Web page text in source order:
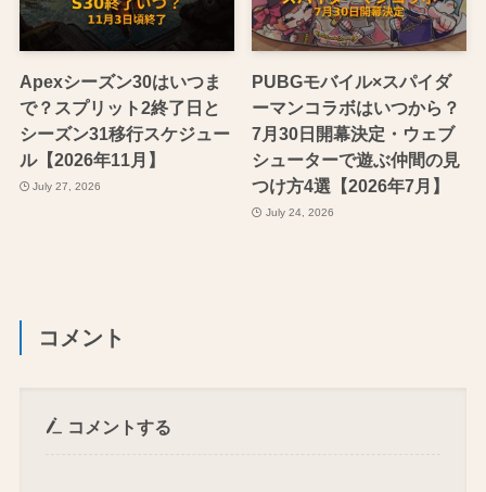
Apexシーズン30はいつま
で？スプリット2終了日と
シーズン31移行スケジュー
ル【2026年11月】
July 27, 2026
PUBGモバイル×スパイダ
ーマンコラボはいつから？
7月30日開幕決定・ウェブ
シューターで遊ぶ仲間の見
つけ方4選【2026年7月】
July 24, 2026
コメント
コメントする